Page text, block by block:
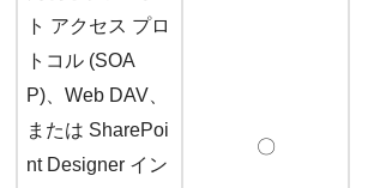
ト アクセス プロ
トコル (SOA
P)、Web DAV、
または SharePoi
nt Designer イン
〇